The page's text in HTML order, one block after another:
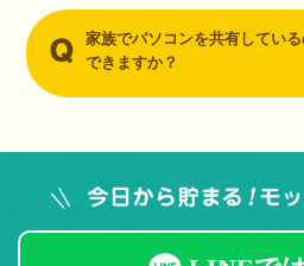
家族でパソコンを共有してい
できますか？